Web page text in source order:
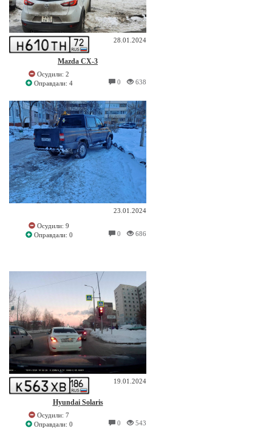
28.01.2024
Mazda CX-3
Осудили: 2
Оправдали: 4
638
0
23.01.2024
Осудили: 9
Оправдали: 0
686
0
19.01.2024
Hyundai Solaris
Осудили: 7
Оправдали: 0
543
0